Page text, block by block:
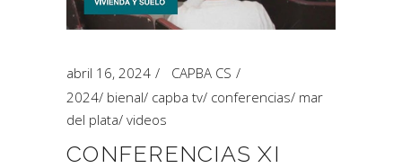
abril 16, 2024
CAPBA CS
2024/ bienal/ capba tv/ conferencias/ mar
del plata/ videos
CONFERENCIAS XI